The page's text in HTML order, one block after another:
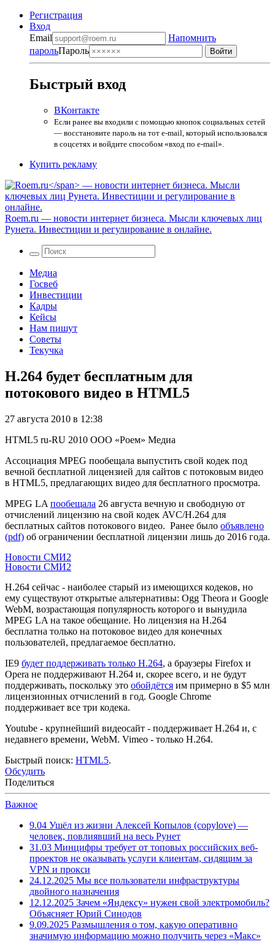
Регистрация
Вход
Email
Напомнить
парольПароль
Быстрый вход
ВКонтакте
Если ранее вы входили с помощью кнопок социальных сетей
— восстановите пароль на тот e-mail, который использовался
в соцсетях и войдите способом «вход по e-mail».
Купить рекламу
Roem.ru — новости интернет бизнеса. Мысли ключевых лиц
Рунета. Инвестиции и регулирование в онлайне.
Медиа
Госвеб
Инвестиции
Кадры
Кейсы
Нам пишут
Советы
Текучка
H.264 будет бесплатным для
потокового видео в HTML5
27 августа 2010 в 12:38
HTML5 ru-RU 2010 ООО «Роем» Медиа
Ассоциация MPEG пообещала выпустить свой кодек под
вечной бесплатной лицензией для сайтов с потоковым видео
в HTML5, предлагающих видео для бесплатного просмотра.
MPEG LA пообещала 26 августа вечную и свободную от
отчислений лицензию на свой кодек AVC/H.264 для
бесплатных сайтов потокового видео. Ранее было объявлено
(pdf) об ограничении бесплатной лицензии лишь до 2016 года.
Новости СМИ2
Новости СМИ2
H.264 сейчас - наиболее старый из имеющихся кодеков, но
ему существуют открытые альтернативы: Ogg Theora и Google
WebM, возрастающая популярность которого и вынудила
MPEG LA на такое обещание. Но лицензия на H.264
бесплатна только на потоковое видео для конечных
пользователей, предлагаемое бесплатно.
IE9 будет поддерживать только H.264, а браузеры Firefox и
Opera не поддерживают H.264 и, скорее всего, и не будут
поддерживать, поскольку это обойдётся им примерно в $5 млн
лицензионных отчислений в год. Google Chrome
поддерживает все три кодека.
Youtube - крупнейший видеосайт - поддерживает H.264 и, с
недавнего времени, WebM. Vimeo - только H.264.
Быстрый поиск: HTML5.
Обсудить
Поделиться
Важное
9.04 Ушёл из жизни Алексей Копылов (copylove) —
человек, повлиявший на весь Рунет
31.03 Минцифры требует от топовых российских веб-
проектов не оказывать услуги клиентам, сидящим за
VPN и прокси
24.12.2025 Мы все пользователи инфраструктуры
двойного назначения
12.12.2025 Зачем «Яндексу» нужен свой электромобиль?
Объясняет Юрий Синодов
9.09.2025 Размышления о том, какую оперативно
значимую информацию можно получить через «Макс»